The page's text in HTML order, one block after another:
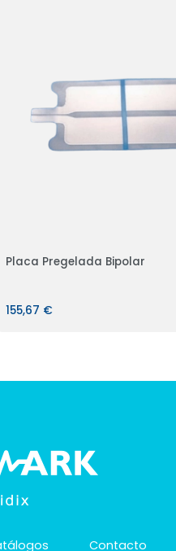
Placa Pregelada Bipolar
155,67 €
Contacto